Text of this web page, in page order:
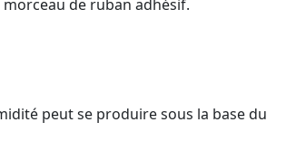
de ruban adhésif.
peut se produire sous la base du